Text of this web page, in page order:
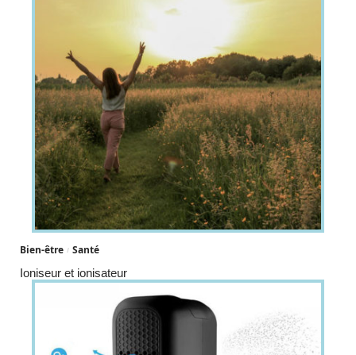
Bien-être
Santé
Ioniseur et ionisateur